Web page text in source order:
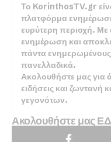
Το KorinthosTV.gr
πλατφόρμα
ευρύτερη περιοχή.
ενημέρωση και
πάντα ενημερωμένους
πανελλαδικά.
Ακολουθήστε μας για
ειδήσεις και
γεγονότων.
Ακολουθήστε μας